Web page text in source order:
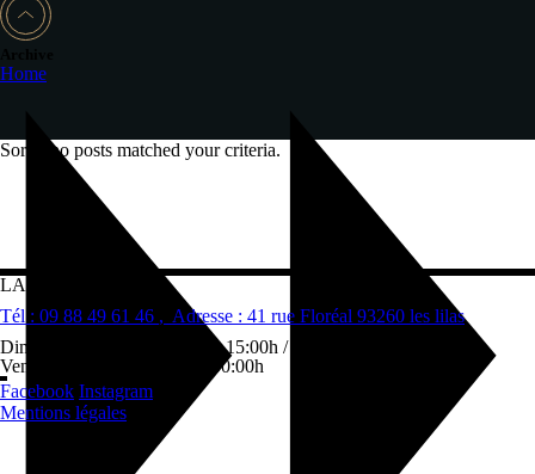
Home
Sorry, no posts matched your criteria.
LA GUSTA
Tél : 09 88 49 61 46 , Adresse : 41 rue Floréal 93260 les lilas
Dimanche au Jeudi: 12:00h – 15:00h / 18:00h – 23:00h
Vendredi-Samedi: 12:00h – 00:00h
Facebook Instagram
Mentions légales